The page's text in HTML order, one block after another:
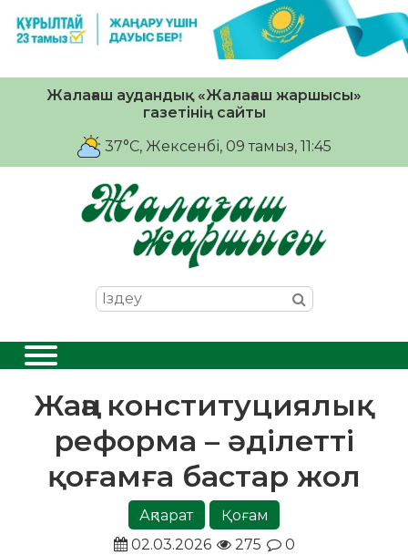
Жалағаш аудандық «Жалағаш жаршысы»
газетінің сайты
37°C, Жексенбі, 09 тамыз, 11:45
Жаңа конституциялық
реформа – әділетті
қоғамға бастар жол
Ақпарат
Қоғам
02.03.2026
275 0